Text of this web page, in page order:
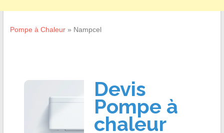
Pompe à Chaleur» Nampcel